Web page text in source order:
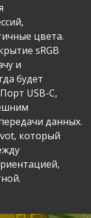
цвета.
sRGB
и
будет
USB-C,
данных.
который